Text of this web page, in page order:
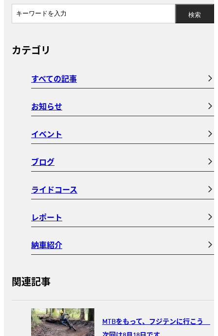
カテゴリ
すべての記事
お知らせ
イベント
ブログ
ライドコース
レポート
納車紹介
関連記事
MTBをもって、フジテンに行こう